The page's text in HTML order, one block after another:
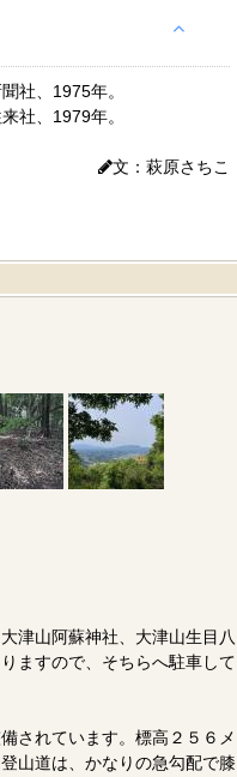
社、1975年。
社、1979年。
文：萩原さちこ
津山阿蘇神社、大津山生目八
ますので、そちらへ駐車して
されています。標高２５６メ
山道は、かなりの急勾配で膝